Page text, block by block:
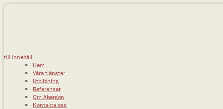
till innehåll
Hem
Våra tjänster
Utbildning
Referenser
Om Abergon
Kontakta oss